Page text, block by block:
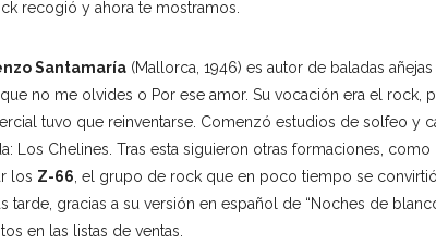
recogió y ahora te mostramos.
Santamaría (Mallorca, 1946) es autor de baladas
que no me olvides o Por ese amor. Su vocación era el rock,
tuvo que reinventarse. Comenzó estudios de solfeo y
Los Chelines. Tras esta siguieron otras formaciones,
los Z-66 , el grupo de rock que en poco tiempo se
tarde, gracias a su versión en español de “Noches de
en las listas de ventas.